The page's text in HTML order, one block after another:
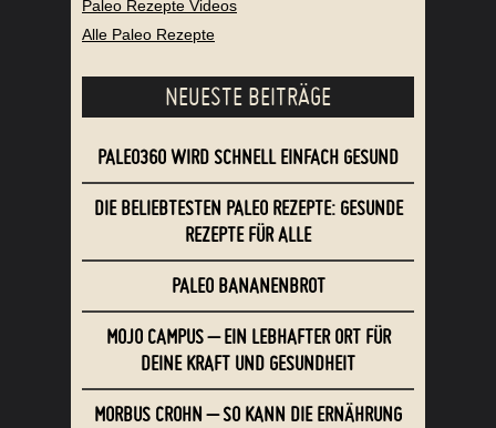
Paleo Rezepte Videos
Alle Paleo Rezepte
NEUESTE BEITRÄGE
PALEO360 WIRD SCHNELL EINFACH GESUND
DIE BELIEBTESTEN PALEO REZEPTE: GESUNDE
REZEPTE FÜR ALLE
PALEO BANANENBROT
MOJO CAMPUS – EIN LEBHAFTER ORT FÜR
DEINE KRAFT UND GESUNDHEIT
MORBUS CROHN – SO KANN DIE ERNÄHRUNG